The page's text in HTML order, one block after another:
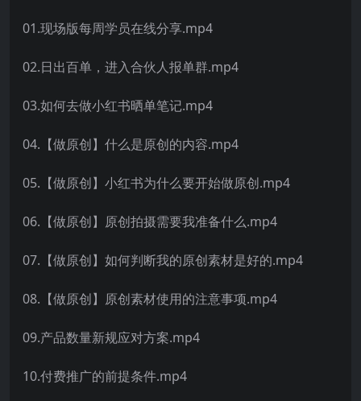
01.现场版每周学员在线分享.mp4
02.日出百单，进入合伙人报单群.mp4
03.如何去做小红书晒单笔记.mp4
04.【做原创】什么是原创的内容.mp4
05.【做原创】小红书为什么要开始做原创.mp4
06.【做原创】原创拍摄需要我准备什么.mp4
07.【做原创】如何判断我的原创素材是好的.mp4
08.【做原创】原创素材使用的注意事项.mp4
09.产品数量新规应对方案.mp4
10.付费推广的前提条件.mp4